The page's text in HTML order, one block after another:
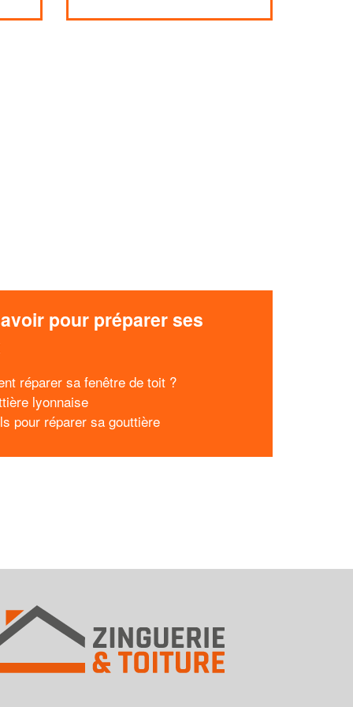
pour préparer ses
réparer sa fenêtre de toit ?
lyonnaise
pour réparer sa gouttière